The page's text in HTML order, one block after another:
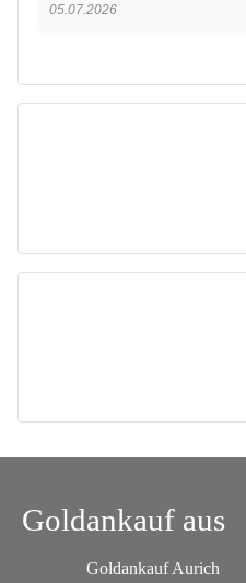
05.07.2026
Goldankauf aus
Goldankauf Aurich